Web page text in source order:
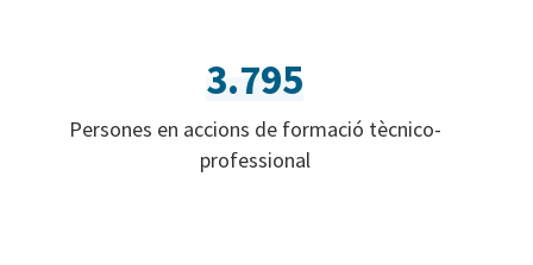
3.795
Persones en accions de formació tècnico-
professional